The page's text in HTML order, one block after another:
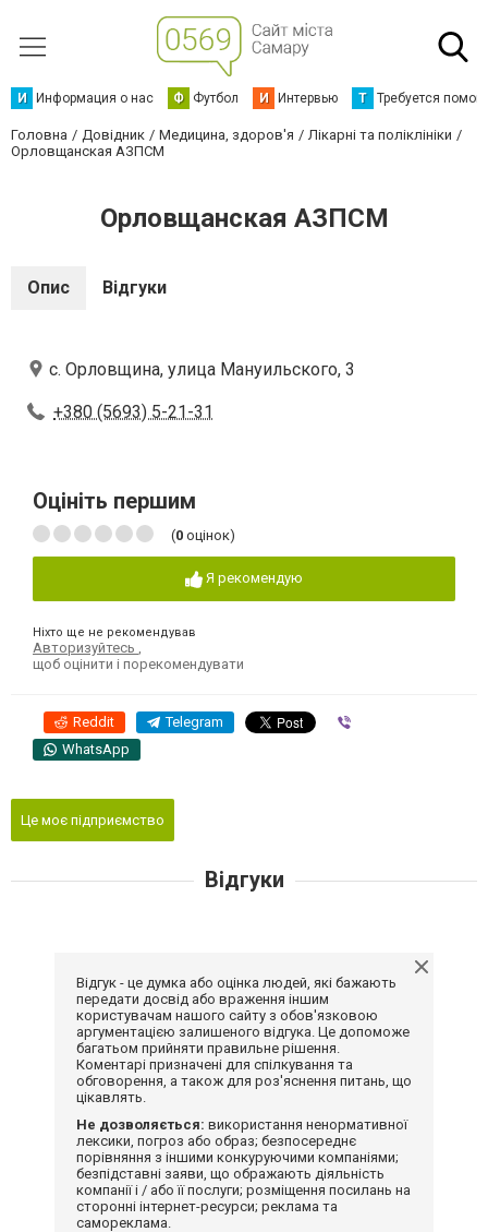
И Информация о нас Ф Футбол И Интервью Т Требуется
Головна Довідник Медицина, здоров'я
Лікарні та поліклініки
Орловщанская АЗПСМ
Орловщанская АЗПСМ
Опис Відгуки
с. Орловщина, улица Мануильского, 3
+380 (5693) 5-21-31
Оцініть першим
(0 оцінок)
Я рекомендую
Ніхто ще не рекомендував
Авторизуйтесь
щоб оцінити і порекомендувати
Reddit Telegram
WhatsApp
Це моє підприємство
Відгуки
Відгук - це думка або оцінка людей, які бажають
передати досвід або враження іншим
користувачам нашого сайту з обов'язковою
аргументацією залишеного відгука. Це допоможе
багатьом прийняти правильне рішення.
Коментарі призначені для спілкування та
обговорення, а також для роз'яснення питань, що
цікавлять.
Не дозволяється: використання ненормативної
лексики, погроз або образ; безпосереднє
порівняння з іншими конкуруючими компаніями;
безпідставні заяви, що ображають діяльність
компанії і / або її послуги; розміщення посилань на
сторонні інтернет-ресурси; реклама та
самореклама.